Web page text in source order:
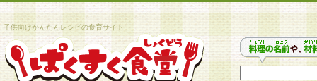
子供向けかんたんレシピの食育サイト